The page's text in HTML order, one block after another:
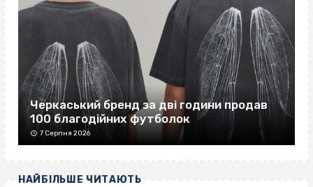
Черкаський бренд за дві години продав
100 благодійних футболок
7 Серпня 2026
НАЙБІЛЬШЕ ЧИТАЮТЬ